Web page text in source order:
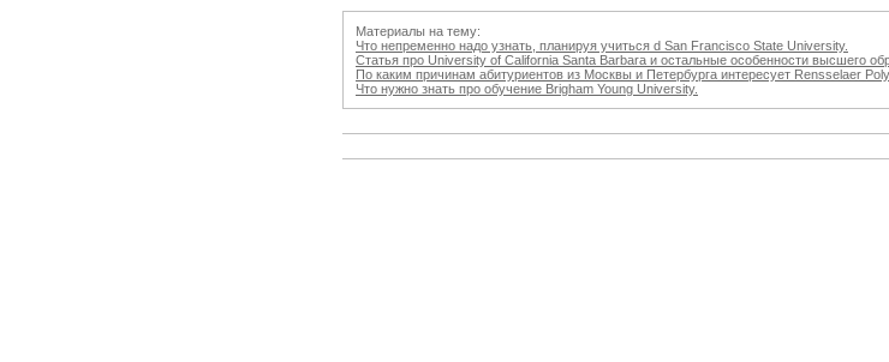
Материалы на тему:
Что непременно надо узнать, планируя учиться d San Francisco State University.
Статья про University of California Santa Barbara и остальные особенности высшего
По каким причинам абитуриентов из Москвы и Петербурга интересует Rensselaer
Что нужно знать про обучение Brigham Young University.